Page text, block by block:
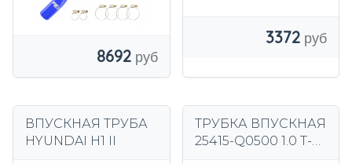
8692
3372
ВПУСКНАЯ ТРУБА
HYUNDAI H1 II
ТРУБКА ВПУСКНАЯ
25415-Q0500 1.0 T-